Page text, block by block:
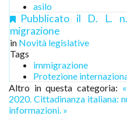
asilo
Pubblicato il D. L.
migrazione
in Novità legislative
Tags
immigrazione
Protezione
Altro in questa categoria:
2020. Cittadinanza italiana:
informazioni. »